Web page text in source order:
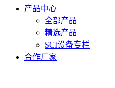
产品中心
全部产品
精选产品
SCI设备专栏
合作厂家